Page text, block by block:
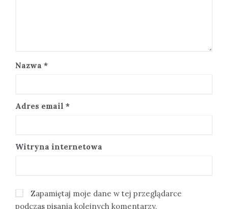
Nazwa *
Adres email *
Witryna internetowa
Zapamiętaj moje dane w tej przeglądarce
podczas pisania kolejnych komentarzy.